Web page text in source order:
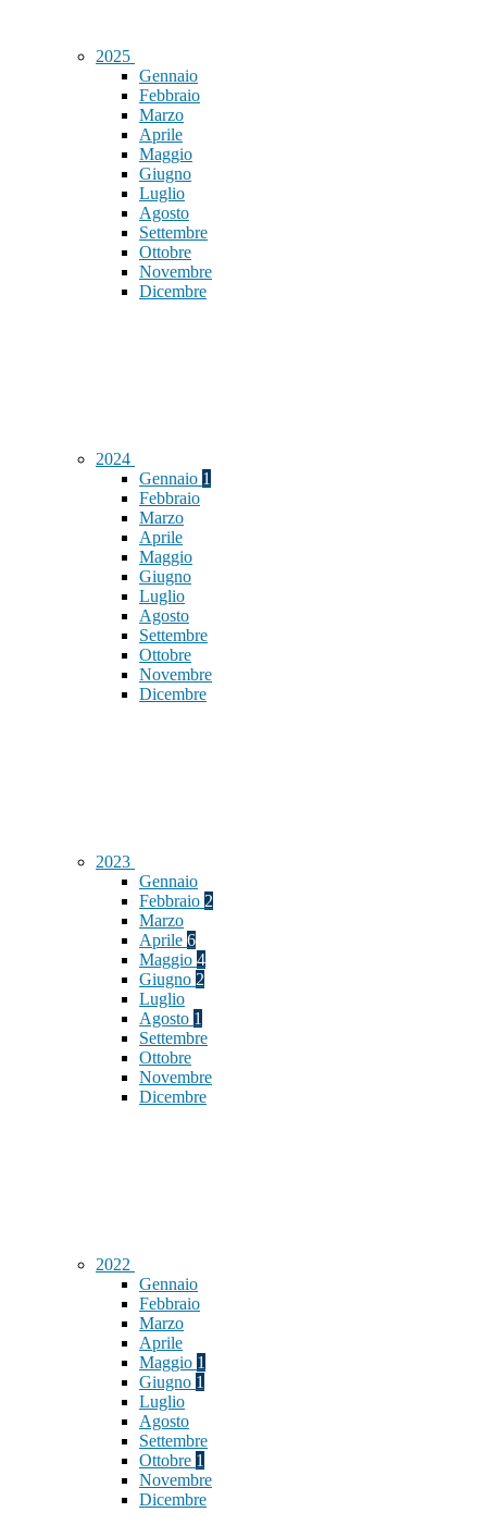
2025
Gennaio
Febbraio
Marzo
Aprile
Maggio
Giugno
Luglio
Agosto
Settembre
Ottobre
Novembre
Dicembre
2024
Gennaio 1
Febbraio
Marzo
Aprile
Maggio
Giugno
Luglio
Agosto
Settembre
Ottobre
Novembre
Dicembre
2023
Gennaio
Febbraio 2
Marzo
Aprile 6
Maggio 4
Giugno 2
Luglio
Agosto 1
Settembre
Ottobre
Novembre
Dicembre
2022
Gennaio
Febbraio
Marzo
Aprile
Maggio 1
Giugno 1
Luglio
Agosto
Settembre
Ottobre 1
Novembre
Dicembre